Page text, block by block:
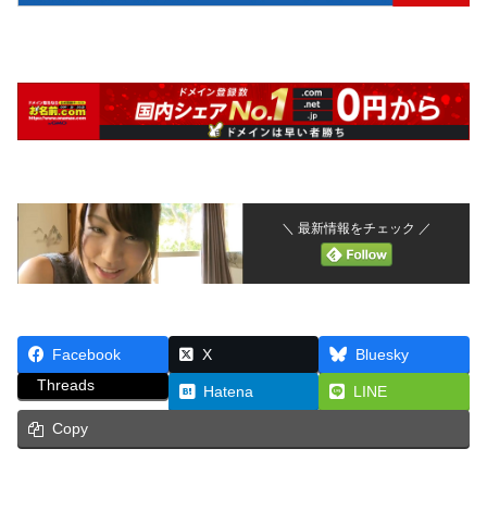
＼ 最新情報をチェック ／
Facebook X
Bluesky
Threads
Hatena LINE
Copy